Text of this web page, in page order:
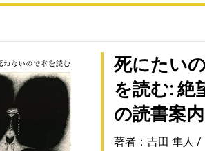
死にたい
を読む: 絶
の読書案内
著者：吉田 隼人